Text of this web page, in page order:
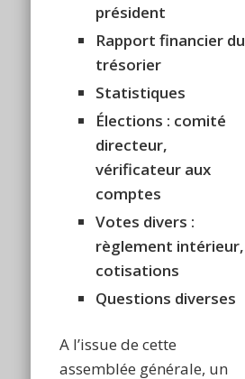
président
Rapport financier du
trésorier
Statistiques
Élections : comité
directeur,
vérificateur aux
comptes
Votes divers :
règlement intérieur,
cotisations
Questions diverses
A l’issue de cette
assemblée générale, un